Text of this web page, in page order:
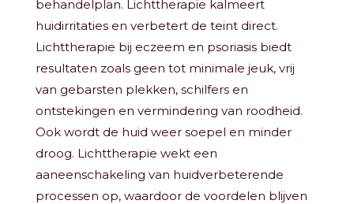
behandelplan. Lichttherapie kalmeert
huidirritaties en verbetert de teint direct.
Lichttherapie bij eczeem en psoriasis biedt
resultaten zoals geen tot minimale jeuk, vrij
van gebarsten plekken, schilfers en
ontstekingen en vermindering van roodheid.
Ook wordt de huid weer soepel en minder
droog. Lichttherapie wekt een
aaneenschakeling van huidverbeterende
processen op, waardoor de voordelen blijven